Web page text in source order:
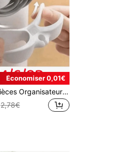
Économiser 0,01€
2/3/4/6/8 pièces Organisateur de cordon d'alimentation, clips de fixation adhésifs pour cordon d'alimentation mural, organisateur de cordon de rangement de cuisine, enrouleur de cordon d'appareil ménager
2,78€